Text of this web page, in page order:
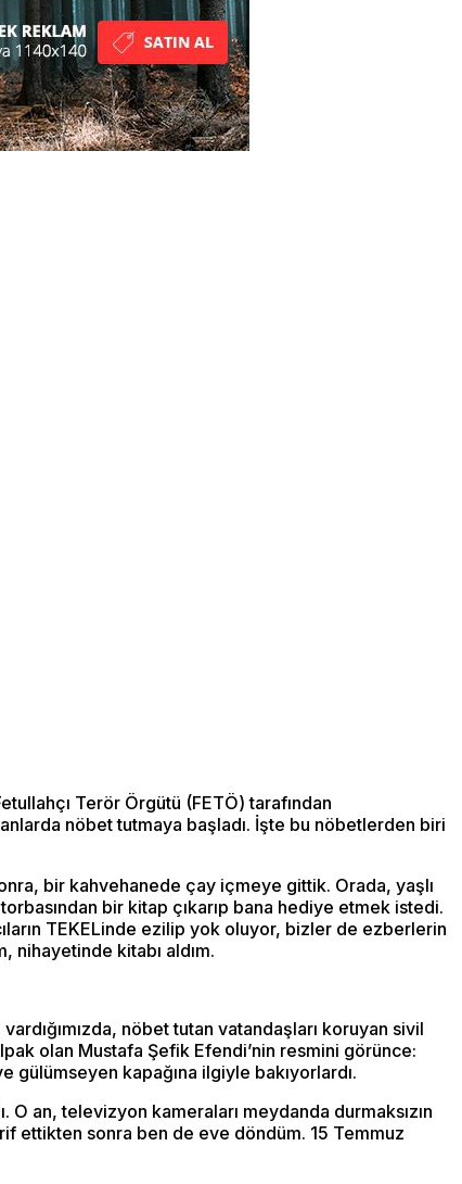
Terör Örgütü (FETÖ) tarafından
nöbet tutmaya başladı. İşte bu nöbetlerden biri
bir kahvehanede çay içmeye gittik. Orada, yaşlı
bir kitap çıkarıp bana hediye etmek istedi.
TEKELinde ezilip yok oluyor, bizler de ezberlerin
nihayetinde kitabı aldım.
nöbet tutan vatandaşları koruyan sivil
olan Mustafa Şefik Efendi’nin resmini görünce:
gülümseyen kapağına ilgiyle bakıyorlardı.
O an, televizyon kameraları meydanda durmaksızın
ettikten sonra ben de eve döndüm. 15 Temmuz